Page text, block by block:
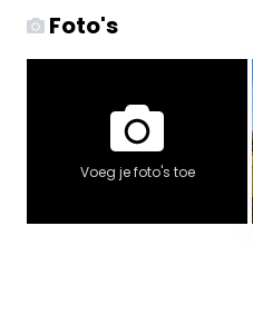
Foto's
Voeg je foto's toe